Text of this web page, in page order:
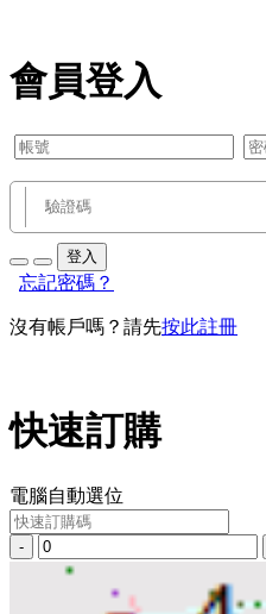
會員登入
登入
忘記密碼？
沒有帳戶嗎？請先按此註冊
快速訂購
電腦自動選位
-